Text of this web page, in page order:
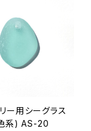
ー用シーグラス
系) AS-20